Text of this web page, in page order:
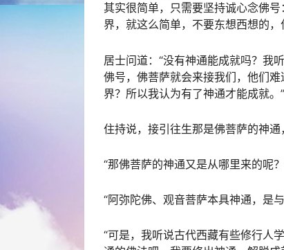
其实很简单，只需要坚持诚心念佛
界，就这么简单，不要东想西想的，
居士问道：“没有神通能成就吗？我
佛号，佛菩萨就会来接我们，他们
界？所以我认为有了神通才能成就。”
住持说，接引往生那是佛菩萨的神通
“那佛菩萨的神通又是从哪里来的呢
“阿弥陀佛、观音菩萨本具神通，是
“可是，我听说古代西藏有些修行人